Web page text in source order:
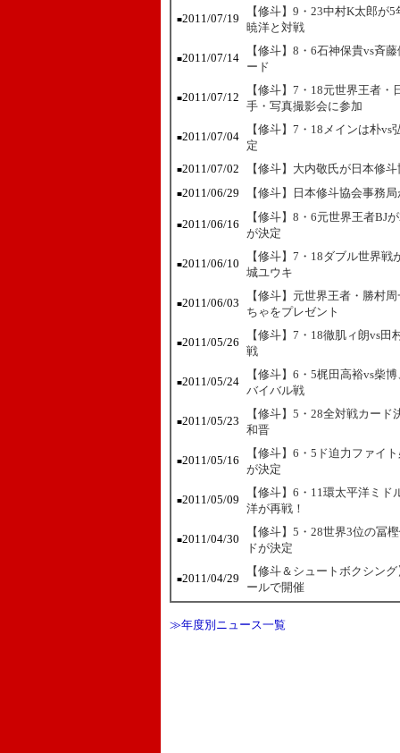
■2011/07/19
【修斗】9・23中村K太郎が
暁洋と対戦
■2011/07/14
【修斗】8・6石神保貴vs斉
ード
■2011/07/12
【修斗】7・18元世界王者
手・写真撮影会に参加
■2011/07/04
【修斗】7・18メインは朴
定
■2011/07/02 【修斗】大内敬氏が日本修
■2011/06/29 【修斗】日本修斗協会事務
■2011/06/16
【修斗】8・6元世界王者BJ
が決定
■2011/06/10
【修斗】7・18ダブル世界
城ユウキ
■2011/06/03
【修斗】元世界王者・勝村
ちゃをプレゼント
■2011/05/26
【修斗】7・18徹肌ィ朗vs
戦
■2011/05/24
【修斗】6・5梶田高裕vs柴
バイバル戦
■2011/05/23
【修斗】5・28全対戦カー
和晋
■2011/05/16
【修斗】6・5ド迫力ファイ
が決定
■2011/05/09
【修斗】6・11環太平洋ミ
洋が再戦！
■2011/04/30
【修斗】5・28世界3位の冨
ドが決定
■2011/04/29
【修斗＆シュートボクシン
ールで開催
≫年度別ニュース一覧